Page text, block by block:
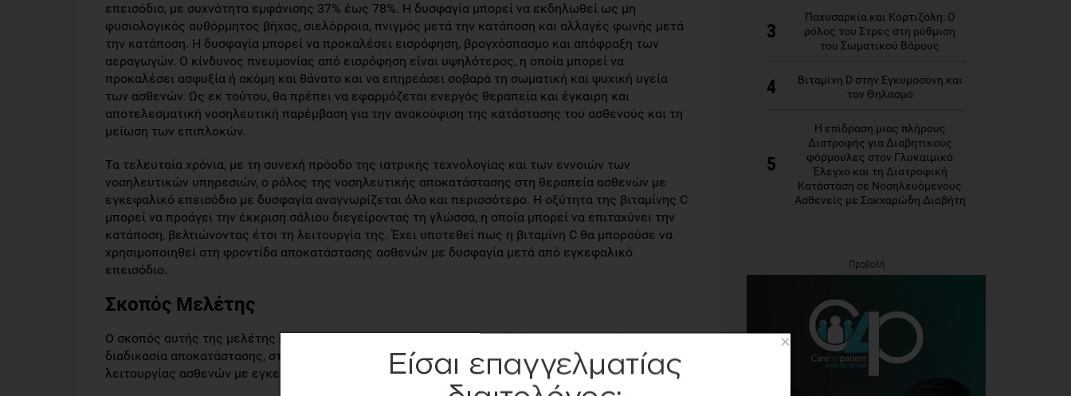
επεισόδιο, με συχνότητα εμφάνισης 37% έως 78%. Η δυσφαγία μπορεί να εκδηλωθεί ως μη
φυσιολογικός αυθόρμητος βήχας, σιελόρροια, πνιγμός μετά την κατάποση και αλλαγές φωνής μετά
την κατάποση. Η δυσφαγία μπορεί να προκαλέσει εισρόφηση, βρογχόσπασμο και απόφραξη των
αεραγωγών. Ο κίνδυνος πνευμονίας από εισρόφηση είναι υψηλότερος, η οποία μπορεί να
προκαλέσει ασφυξία ή ακόμη και θάνατο και να επηρεάσει σοβαρά τη σωματική και ψυχική υγεία
των ασθενών. Ως εκ τούτου, θα πρέπει να εφαρμόζεται ενεργός θεραπεία και έγκαιρη και
αποτελεσματική νοσηλευτική παρέμβαση για την ανακούφιση της κατάστασης του ασθενούς και τη
μείωση των επιπλοκών.
Τα τελευταία χρόνια, με τη συνεχή πρόοδο της ιατρικής τεχνολογίας και των εννοιών των
νοσηλευτικών υπηρεσιών, ο ρόλος της νοσηλευτικής αποκατάστασης στη θεραπεία ασθενών με
εγκεφαλικό επεισόδιο με δυσφαγία αναγνωρίζεται όλο και περισσότερο. Η οξύτητα της βιταμίνης C
μπορεί να προάγει την έκκριση σάλιου διεγείροντας τη γλώσσα, η οποία μπορεί να επιταχύνει την
κατάποση, βελτιώνοντας έτσι τη λειτουργία της. Έχει υποτεθεί πως η βιταμίνη C θα μπορούσε να
χρησιμοποιηθεί στη φροντίδα αποκατάστασης ασθενών με δυσφαγία μετά από εγκεφαλικό
επεισόδιο.
Σκοπός Μελέτης
Ο σκοπός αυτής της μελέτης ήταν να διερευνήσει την επίδραση της διέγερσης με βιταμίνη C στη
διαδικασία αποκατάστασης, στον δείκτη κατάστασης θρέψης και στους δείκτες ανοσολογικής
λειτουργίας ασθενών με εγκεφαλικό επεισόδιο και δυσφαγία.
3
Παχυσαρκία και Κορτιζόλη: Ο
ρόλος του Στρες στη ρύθμιση
του Σωματικού Βάρους
4
Βιταμίνη D στην Εγκυμοσύνη και
τον Θηλασμό
5
Η επίδραση μιας πλήρους
Διατροφής για Διαβητικούς
φόρμουλες στον Γλυκαιμικό
Έλεγχο και τη Διατροφική
Κατάσταση σε Νοσηλευόμενους
Ασθενείς με Σακχαρώδη Διαβήτη
Προβολή
×